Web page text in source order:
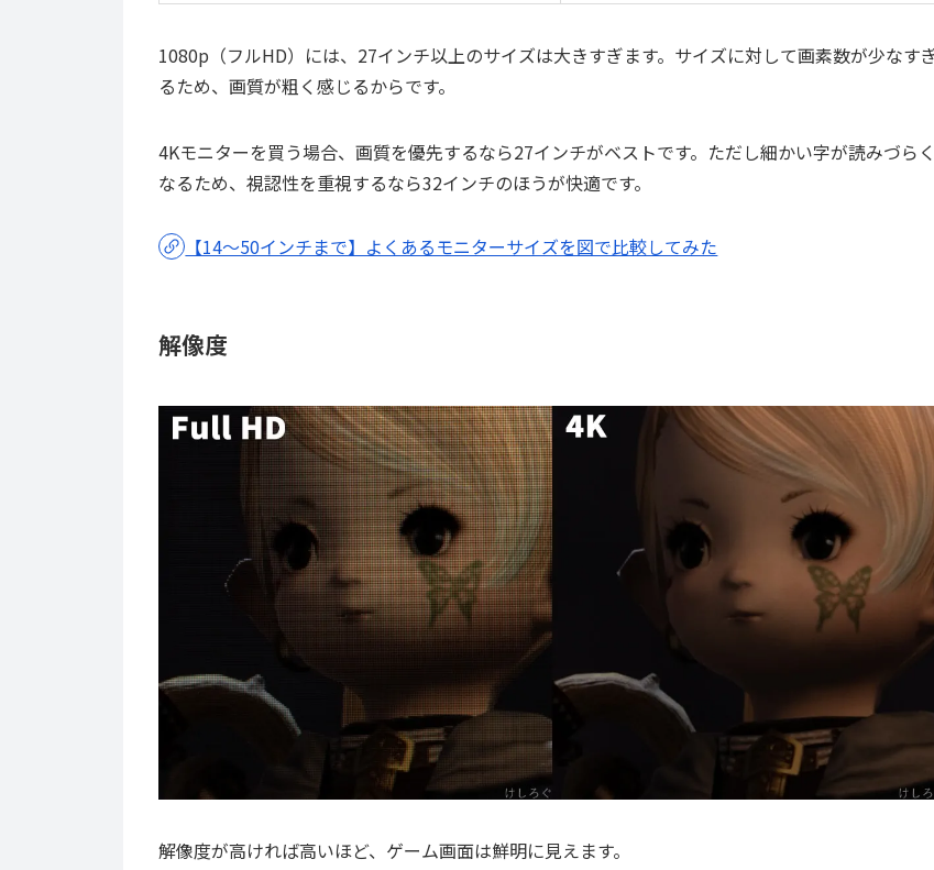
1080p（フルHD）には、27インチ以上のサイズは大きすぎます。サイズに対して画素数が少なす
るため、画質が粗く感じるからです。
4Kモニターを買う場合、画質を優先するなら27インチがベストです。ただし細かい字が読みづらく
なるため、視認性を重視するなら32インチのほうが快適です。
【14～50インチまで】よくあるモニターサイズを図で比較してみた
解像度
解像度が高ければ高いほど、ゲーム画面は鮮明に見えます。